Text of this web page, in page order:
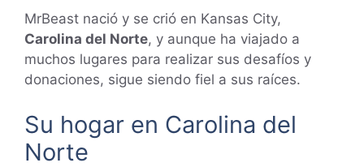
MrBeast nació y se crió en Kansas City,
Carolina del Norte, y aunque ha viajado a
muchos lugares para realizar sus desafíos y
donaciones, sigue siendo fiel a sus raíces.
Su hogar en Carolina del
Norte